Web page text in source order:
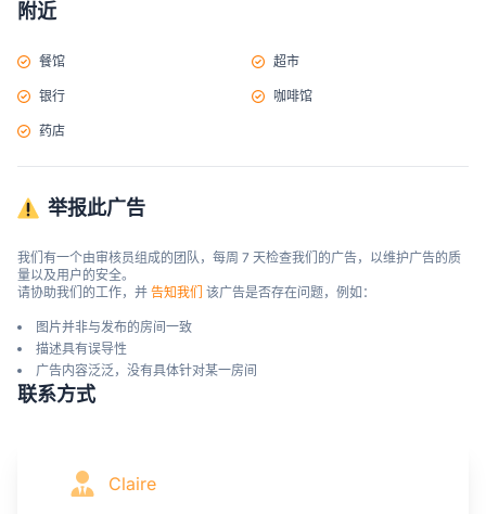
附近
餐馆 超市
银行 咖啡馆
药店
举报此广告
我们有一个由审核员组成的团队，每周 7 天检查我们的广告，以维护广告的质
量以及用户的安全。
请协助我们的工作，并 告知我们 该广告是否存在问题，例如：
图片并非与发布的房间一致
描述具有误导性
广告内容泛泛，没有具体针对某一房间
联系方式
Claire